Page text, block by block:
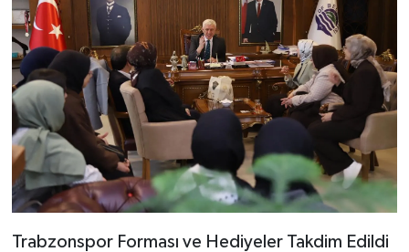
Trabzonspor Forması ve Hediyeler Takdim Edildi